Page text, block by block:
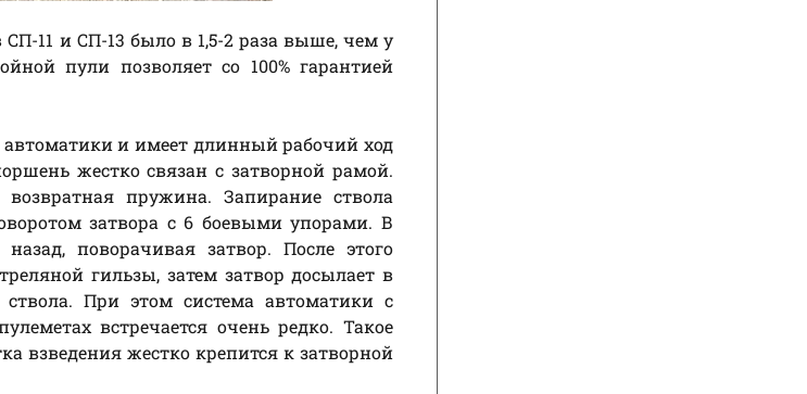
11 и СП-13 было в 1,5-2 раза выше, чем у
пули позволяет со 100% гарантией
и имеет длинный рабочий ход
жестко связан с затворной рамой.
пружина. Запирание ствола
затвора с 6 боевыми упорами. В
поворачивая затвор. После этого
гильзы, затем затвор досылает в
При этом система автоматики с
встречается очень редко. Такое
взведения жестко крепится к затворной